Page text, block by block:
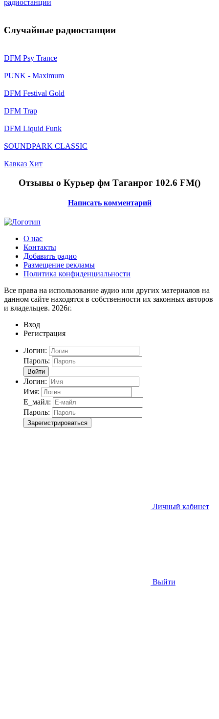
радиостанции
Случайные радиостанции
DFM Psy Trance
PUNK - Maximum
DFM Festival Gold
DFM Trap
DFM Liquid Funk
SOUNDPARK CLASSIC
Кавказ Хит
Отзывы о Курьер фм Таганрог 102.6 FM()
Написать комментарий
О нас
Контакты
Добавить радио
Размещение рекламы
Политика конфиденциальности
Все права на использование аудио или других материалов на
данном сайте находятся в собственности их законных авторов
и владельцев. 2026г.
Вход
Регистрация
Логин:
Пароль:
Войти
Логин:
Имя:
Е_майл:
Пароль:
Зарегистрироваться
Личный кабинет
Выйти